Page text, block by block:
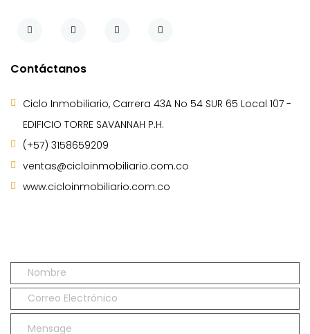
Contáctanos
Ciclo Inmobiliario, Carrera 43A No 54 SUR 65 Local 107 -
EDIFICIO TORRE SAVANNAH P.H.
(+57) 3158659209
ventas@cicloinmobiliario.com.co
www.cicloinmobiliario.com.co